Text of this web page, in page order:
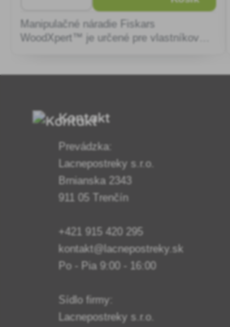
Manipulačné náradie Fiskars
WoodXpert™ je určené pre vlastníkov
Kontakt
Prevádzka:
Lacnepostreky s.r.o.
Brnianska 2343
911 05 Trenčín
+421 915 420 295
kontakt@lacnepostreky.sk
Po - Pia 9:00 - 16:00
Sídlo firmy:
Lacnepostreky s.r.o.